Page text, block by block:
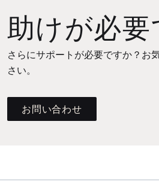
助けが必要
さらにサポートが必要ですか？お
さい。
お問い合わせ